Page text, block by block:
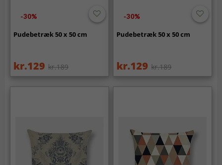
-30%
Pudebetræk 50 x 50 cm
kr.129 kr.189
-30%
Pudebetræk 50 x 50 cm
kr.129 kr.189